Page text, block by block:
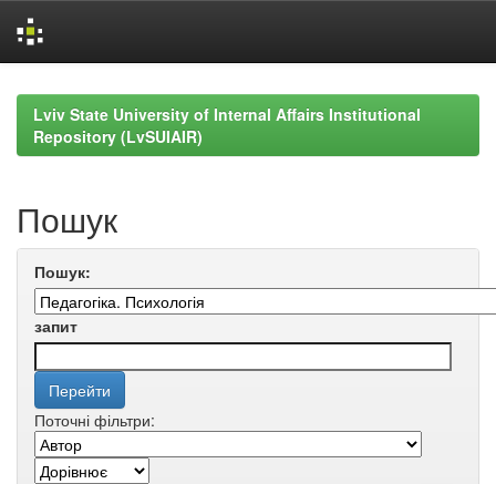
navigationLviv State University of Internal Affairs Institutional
Repository (LvSUIAIR)
Пошук
Пошук:
запит
Поточні фільтри: